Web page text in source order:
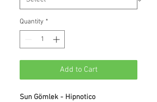
Quantity *
Add to Cart
Sun Gömlek - Hipnotico